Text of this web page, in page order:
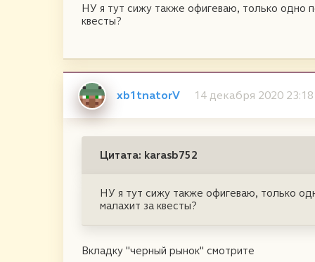
НУ я тут сижу также офигеваю, только одно
квесты?
xb1tnatorV 14 декабря 2020 23:18
Цитата: karasb752
НУ я тут сижу также офигеваю, только
малахит за квесты?
Вкладку "черный рынок" смотрите